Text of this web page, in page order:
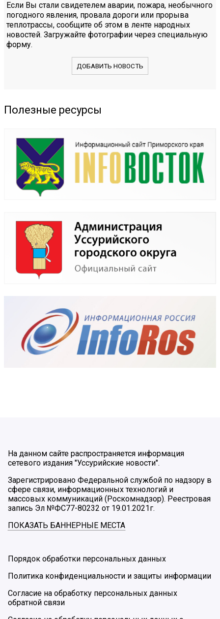
Если Вы стали свидетелем аварии, пожара, необычного
погодного явления, провала дороги или прорыва
теплотрассы, сообщите об этом в ленте народных
новостей. Загружайте фотографии через специальную
форму.
ДОБАВИТЬ НОВОСТЬ
Полезные ресурсы
На данном сайте распространяется информация
сетевого издания "Уссурийские новости".
Зарегистрировано Федеральной службой по надзору в
сфере связи, информационных технологий и
массовых коммуникаций (Роскомнадзор). Реестровая
запись Эл №ФС77-80232 от 19.01.2021г.
ПОКАЗАТЬ БАННЕРНЫЕ МЕСТА
Порядок обработки персональных данных
Политика конфиденциальности и защиты информации
Согласие на обработку персональных данных
обратной связи